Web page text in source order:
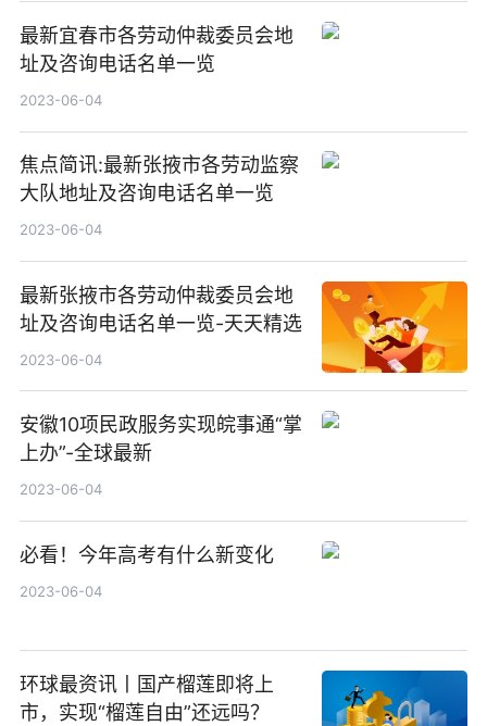
最新宜春市各劳动仲裁委员会地
址及咨询电话名单一览
2023-06-04
焦点简讯:最新张掖市各劳动监察
大队地址及咨询电话名单一览
2023-06-04
最新张掖市各劳动仲裁委员会地
址及咨询电话名单一览-天天精选
2023-06-04
安徽10项民政服务实现皖事通“掌
上办”-全球最新
2023-06-04
必看！今年高考有什么新变化
2023-06-04
环球最资讯丨国产榴莲即将上
市，实现“榴莲自由”还远吗？